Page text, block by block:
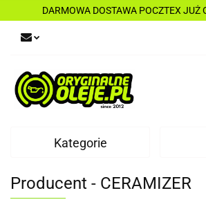
DARMOWA DOSTAWA POCZTEX JUŻ
Kategorie
Producent - CERAMIZER